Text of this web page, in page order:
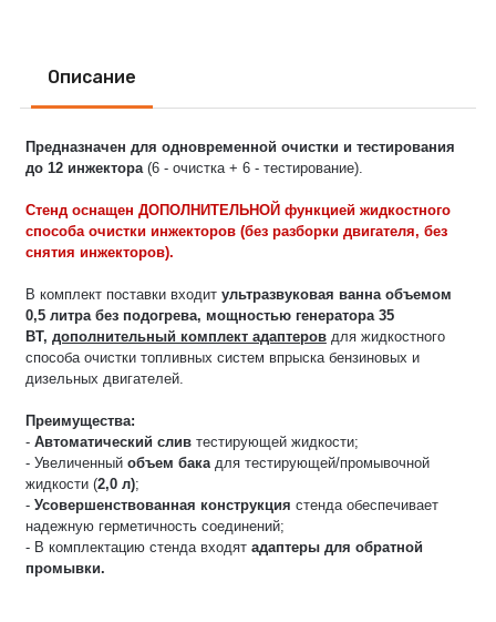
Описание
Предназначен для одновременной очистки и тестирования
до 12 инжектора (6 - очистка + 6 - тестирование).
Стенд оснащен ДОПОЛНИТЕЛЬНОЙ функцией жидкостного
способа очистки инжекторов (без разборки двигателя, без
снятия инжекторов).
В комплект поставки входит ультразвуковая ванна объемом
0,5 литра без подогрева, мощностью генератора 35
ВТ, дополнительный комплект адаптеровдля жидкостного
способа очистки топливных систем впрыска бензиновых и
дизельных двигателей.
Преимущества:
- Автоматический слив тестирующей жидкости;
- Увеличенный объем бакадля тестирующей/промывочной
жидкости (2,0 л);
- Усовершенствованная конструкция стенда обеспечивает
надежную герметичность соединений;
- В комплектацию стенда входятадаптеры для обратной
промывки.